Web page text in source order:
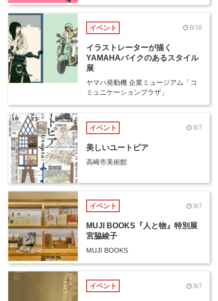
イベント 8/10
イラストレーターが描く
YAMAHAバイクのあるスタイル
展
ヤマハ発動機 企業ミュージアム「コ
ミュニケーションプラザ」
イベント 8/7
美しいユートピア
高崎市美術館
イベント 8/7
MUJI BOOKS『人と物』特別展
宮脇綾子
MUJI BOOKS
イベント 8/7